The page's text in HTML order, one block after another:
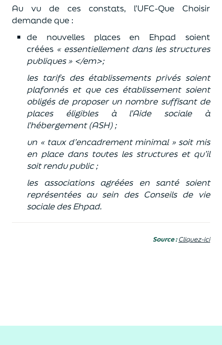
Au vu de ces constats, l’UFC-Que Choisir
demande que :
de nouvelles places en Ehpad soient
créées « essentiellement dans les structures
publiques » </em>;
les tarifs des établissements privés soient
plafonnés et que ces établissement soient
obligés de proposer un nombre suffisant de
places éligibles à l’Aide sociale à
l’hébergement (ASH) ;
un « taux d’encadrement minimal » soit mis
en place dans toutes les structures et qu’il
soit rendu public ;
les associations agréées en santé soient
représentées au sein des Conseils de vie
sociale des Ehpad.
Source :Cliquez-ici